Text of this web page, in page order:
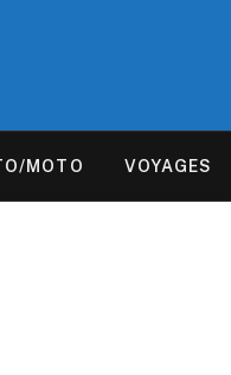
MOTO VOYAGES